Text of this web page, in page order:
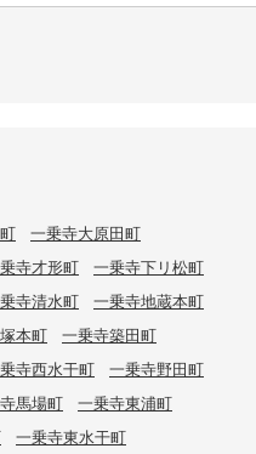
一乗寺大原田町
寺才形町
一乗寺下リ松町
寺清水町
一乗寺地蔵本町
本町
一乗寺築田町
寺西水干町
一乗寺野田町
馬場町
一乗寺東浦町
一乗寺東水干町